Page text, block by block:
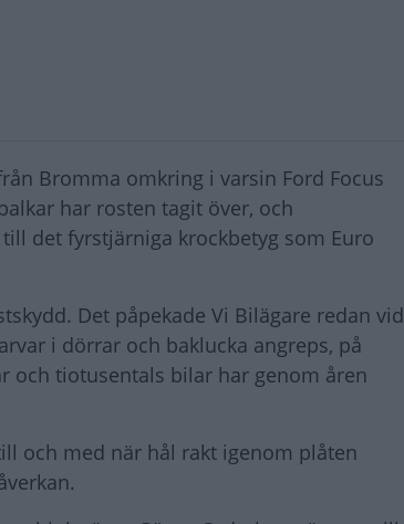
Bromma omkring i varsin Ford Focus
har rosten tagit över, och
det fyrstjärniga krockbetyg som Euro
Det påpekade Vi Bilägare redan vid
i dörrar och baklucka angreps, på
och tiotusentals bilar har genom åren
och med när hål rakt igenom plåten